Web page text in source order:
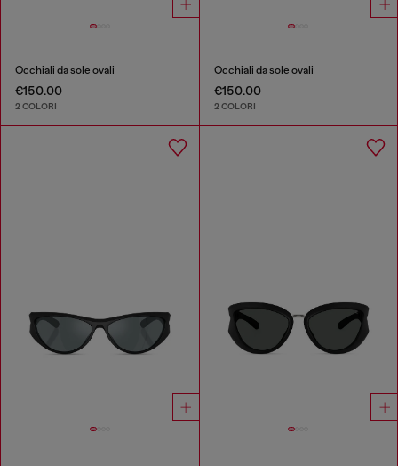
Occhiali da sole ovali
€150.00
2 COLORI
Occhiali da sole ovali
€150.00
2 COLORI